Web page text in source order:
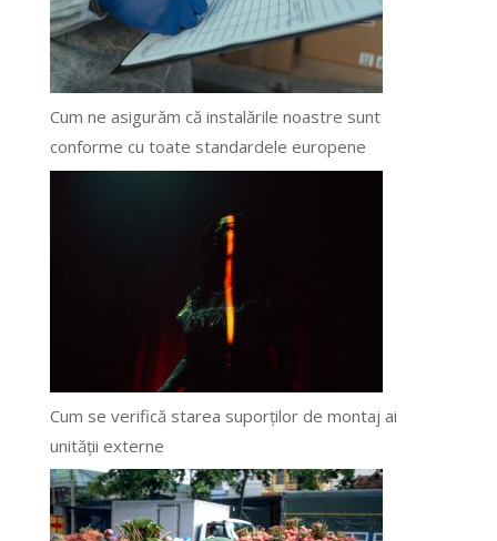
Cum ne asigurăm că instalările noastre sunt
conforme cu toate standardele europene
Cum se verifică starea suporților de montaj ai
unității externe